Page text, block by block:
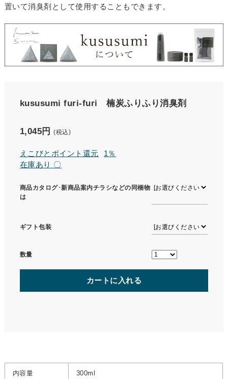
置いて消臭剤として使用することもできます。
kususumi furi-furi 楠炭ふりふり消臭剤
1,045円 (税込)
えこびとポイント還元
1％
在庫あり 〇
商品カタログ･新商品案内チラシなどの同梱物
は
ギフト包装
数量
カートに入れる
内容量 300ml